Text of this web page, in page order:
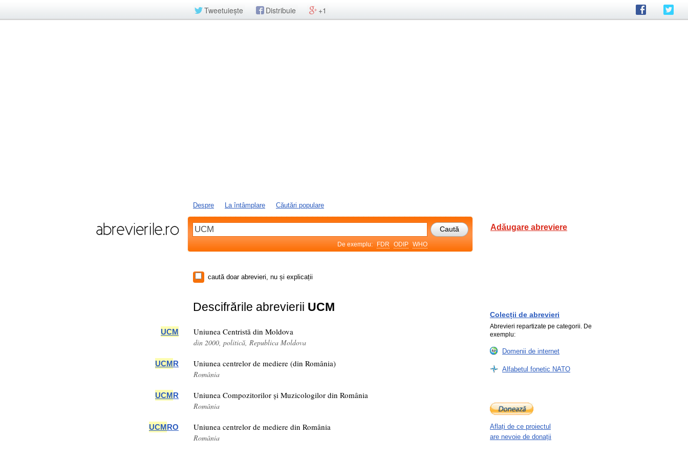
Tweetuiește Distribuie +1
Despre La întâmplare Căutări populare
De exemplu: FDR ODIP WHO
Adăugare abreviere
caută doar abrevieri, nu și explicații
Descifrările abrevierii UCM
UCM Uniunea Centristă din Moldova
din 2000, politică, Republica Moldova
UCMR Uniunea centrelor de mediere (din România)
România
UCMR Uniunea Compozitorilor și Muzicologilor din România
România
UCMRO Uniunea centrelor de mediere din România
România
Colecții de abrevieri
Abrevieri repartizate pe categorii. De
exemplu:
Domenii de internet
Alfabetul fonetic NATO
Aflați de ce proiectul
are nevoie de donații